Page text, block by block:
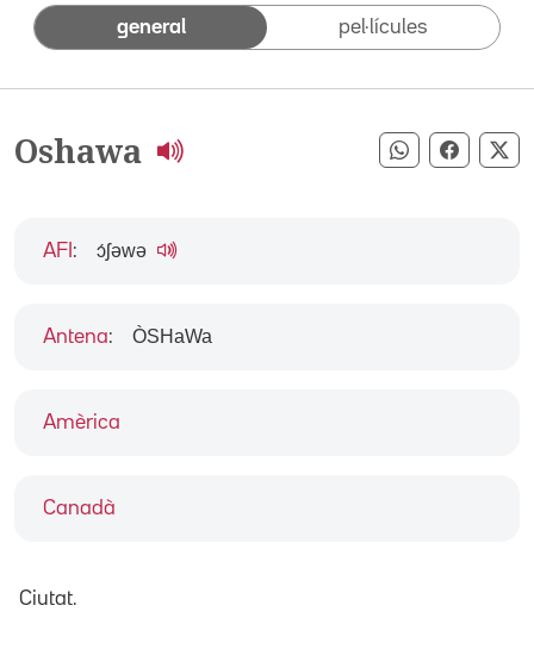
general pel·lícules
Oshawa Compartir
Amèrica
Canadà
AFI : ɔ́ʃəwə
Antena: ÒSHaWa
Ciutat.